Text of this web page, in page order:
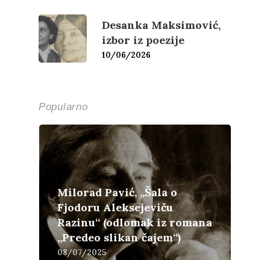
Desanka Maksimović,
izbor iz poezije
10/06/2026
Popularno
Milorad Pavić, „Šala o
Fjodoru Aleksejeviču
Razinu“ (odlomak iz romana
„Predeo slikan čajem“)
08/07/2025